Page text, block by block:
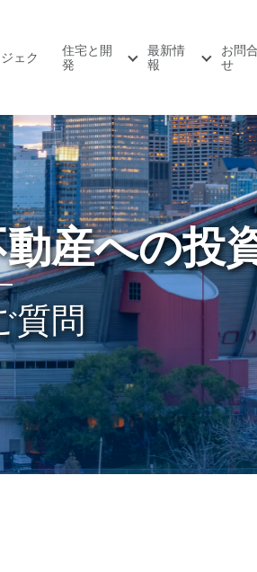
ェク
住宅と開
発
最新情
報
お問合
せ
産への投
質問